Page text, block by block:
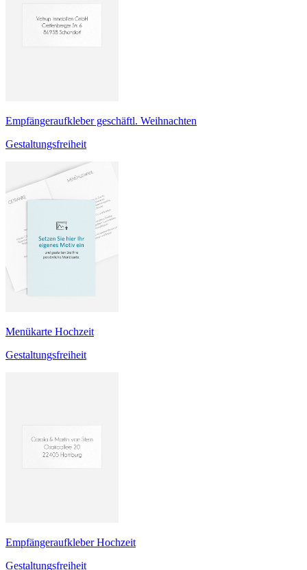
Empfängeraufkleber geschäftl. Weihnachten
Gestaltungsfreiheit
Menükarte Hochzeit
Gestaltungsfreiheit
Empfängeraufkleber Hochzeit
Gestaltungsfreiheit